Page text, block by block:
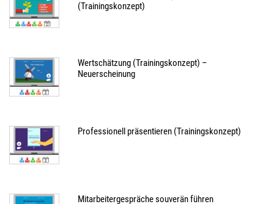
(Trainingskonzept)
Wertschätzung (Trainingskonzept) –
Neuerscheinung
Professionell präsentieren (Trainingskonzept)
Mitarbeitergespräche souverän führen